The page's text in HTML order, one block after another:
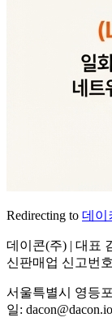
Redirecting to 데이
데이콘(주) | 대표
신판매업 신고번
서울특별시 영등
일: